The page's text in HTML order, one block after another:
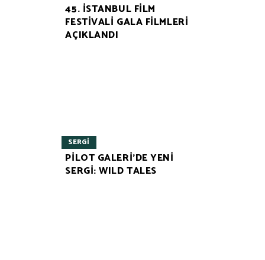
45. İSTANBUL FİLM
FESTİVALİ GALA FİLMLERİ
AÇIKLANDI
SERGI
PİLOT GALERİ’DE YENİ
SERGİ: WILD TALES